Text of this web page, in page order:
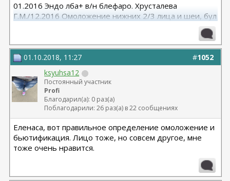
01.2016 Эндо лба+ в/н блефаро. Хрусталева
Г.М./12.2016 Омоложение нижних 2/3 лица и шеи, бул
#1052
01.10.2018, 11:27
ksyuhsa12
Постоянный участник
Profi
Благодарил(а): 0 раз(а)
Поблагодарили: 26 раз(а) в 22 сообщениях
Еленаса, вот правильное определение омоложение и
бьютификация. Лицо тоже, но совсем другое, мне
тоже очень нравится.